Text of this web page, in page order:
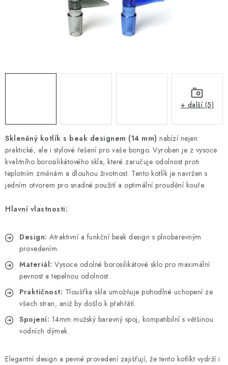
Hodnocení obchodu
Doprava & Platba
Skleněný kotlík s beak designem (14 mm) nabízí nejen
praktické, ale i stylové řešení pro vaše bongo. Vyroben je z vysoce
kvalitního borosilikátového skla, které zaručuje odolnost proti
teplotním změnám a dlouhou životnost. Tento kotlík je navržen s
jedním otvorem pro snadné použití a optimální proudění kouře.
Hlavní vlastnosti:
Design: Atraktivní a funkční beak design s plnobarevným
provedením.
Materiál: Vysoce odolné borosilikátové sklo pro maximální
pevnost a tepelnou odolnost.
Praktičnost: Tloušťka skla umožňuje pohodlné uchopení ze
všech stran, aniž by došlo k přehřátí.
Spojení: 14mm mužský barevný spoj, kompatibilní s většinou
vodních dýmek.
Elegantní design a pevné provedení zajišťují, že tento kotlíkt vydrží i
+ další (5)